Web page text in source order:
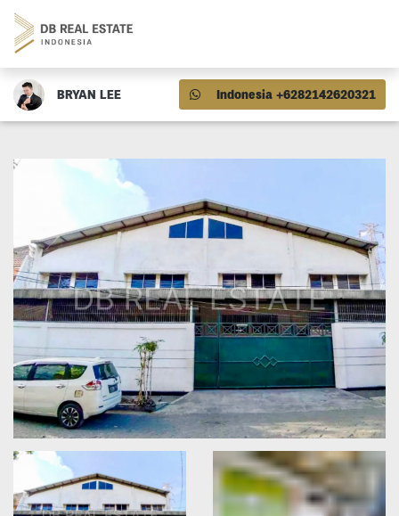
BRYAN LEE Indonesia +6282142620321